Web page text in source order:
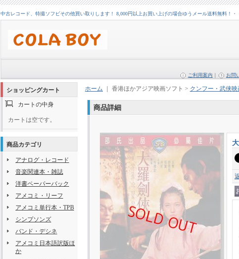
中古レコード、特撮ソフビその他買い取りします！ 8,000円以上お買い上げの場合ゆうメール送料無料！・
ご利用案内 お問
ショッピングカート
カートの中身
カートは空です。
商品カテゴリ
アナログ・レコード
音楽関連本・雑誌
洋書ペーパーバック
アメコミ・リーフ
アメコミ単行本・TPB
シンプソンズ
バンド・デシネ
アメコミ日本語訳版ほ
か
ホーム ｜ 香港ほかアジア映画ソフト > クンフー・武侠
商品詳細